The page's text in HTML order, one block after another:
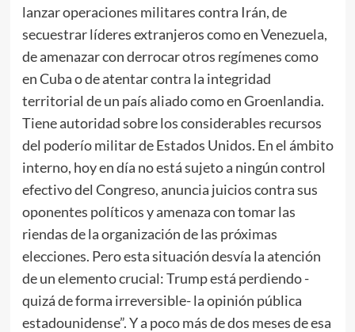
lanzar operaciones militares contra Irán, de
secuestrar líderes extranjeros como en Venezuela,
de amenazar con derrocar otros regímenes como
en Cuba o de atentar contra la integridad
territorial de un país aliado como en Groenlandia.
Tiene autoridad sobre los considerables recursos
del poderío militar de Estados Unidos. En el ámbito
interno, hoy en día no está sujeto a ningún control
efectivo del Congreso, anuncia juicios contra sus
oponentes políticos y amenaza con tomar las
riendas de la organización de las próximas
elecciones. Pero esta situación desvía la atención
de un elemento crucial: Trump está perdiendo -
quizá de forma irreversible- la opinión pública
estadounidense”. Y a poco más de dos meses de esa